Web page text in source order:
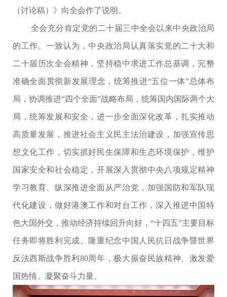
（讨论稿）》向全会作了说明。
全会充分肯定党的二十届三中全会以来中央政治局
的工作。一致认为，中央政治局认真落实党的二十大和
二十届历次全会精神，坚持稳中求进工作总基调，完整
准确全面贯彻新发展理念，统筹推进“五位一体”总体布
局，协调推进“四个全面”战略布局，统筹国内国际两个大
局，统筹发展和安全，进一步全面深化改革，扎实推动
高质量发展，推进社会主义民主法治建设，加强宣传思
想文化工作，切实抓好民生保障和生态环境保护，维护
国家安全和社会稳定，开展深入贯彻中央八项规定精神
学习教育、纵深推进全面从严治党，加强国防和军队现
代化建设，做好港澳工作和对台工作，深入推进中国特
色大国外交，推动经济持续回升向好，“十四五”主要目标
任务即将胜利完成。隆重纪念中国人民抗日战争暨世界
反法西斯战争胜利80周年，极大振奋民族精神、激发爱
国热情、凝聚奋斗力量。